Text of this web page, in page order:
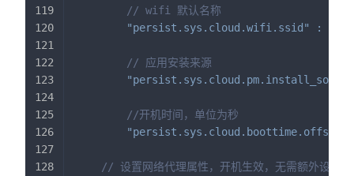
// wifi 默认名称
"persist.sys.cloud.wifi.ssid"
:
// 应用安装来源
//开机时间，单位为秒
"persist.sys.cloud.boottime.offset"
// 设置网络代理属性，开机生效，无需额外设置